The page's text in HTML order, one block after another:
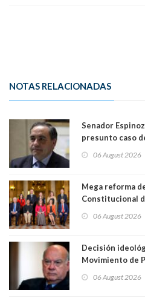
NOTAS RELACIONADAS
Senador
presunto caso
antecedentes a
06 August 2026
Mega reforma
Constitucional
06 August 2026
Decisión
Movimiento de
1971.
06 August 2026